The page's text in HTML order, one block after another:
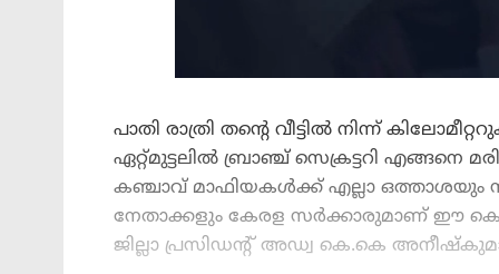
പാതി രാത്രി തൻ്റെ വീട്ടിൽ നിന്ന്
ഏറ്റ്മുട്ടലിൽ ബ്രാഞ്ച് സെക്രട്ടറി എങ്ങനെ
കഞ്ചാവ് മാഫിയകൾക്ക് എല്ലാ ഒത്താശയും
നേതാക്കളും കേരള സർക്കാരുമാണ് ഈ
ജില്ലാ പ്രസിഡൻ്റ് അഡ്വ കെ.കെ